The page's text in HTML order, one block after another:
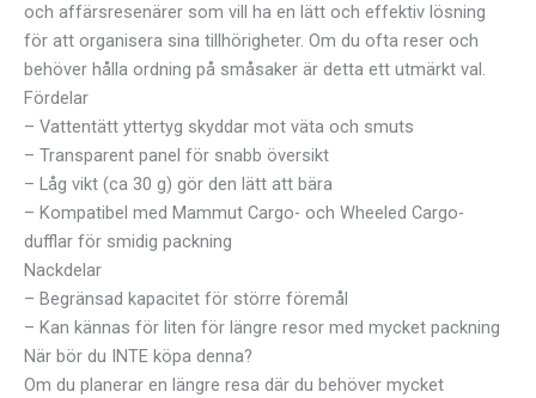
och affärsresenärer som vill ha en lätt och effektiv lösning
för att organisera sina tillhörigheter. Om du ofta reser och
behöver hålla ordning på småsaker är detta ett utmärkt val.
Fördelar
– Vattentätt yttertyg skyddar mot väta och smuts
– Transparent panel för snabb översikt
– Låg vikt (ca 30 g) gör den lätt att bära
– Kompatibel med Mammut Cargo- och Wheeled Cargo-
dufflar för smidig packning
Nackdelar
– Begränsad kapacitet för större föremål
– Kan kännas för liten för längre resor med mycket packning
När bör du INTE köpa denna?
Om du planerar en längre resa där du behöver mycket